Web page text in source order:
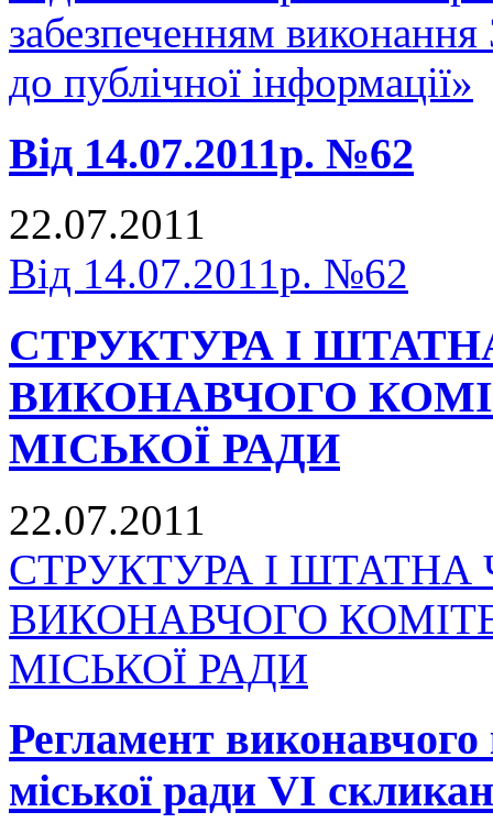
забезпеченням
до публічної інформації»
Від 14.07.2011р. №62
22.07.2011
Від 14.07.2011р. №62
СТРУКТУРА І
ВИКОНАВЧОГО
МІСЬКОЇ РАДИ
22.07.2011
СТРУКТУРА І ШТАТНА
ВИКОНАВЧОГО
МІСЬКОЇ РАДИ
Регламент виконавчого
міської ради VI